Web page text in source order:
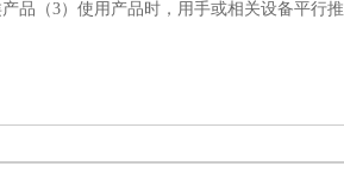
品（3）使用产品时，用手或相关设备平行推